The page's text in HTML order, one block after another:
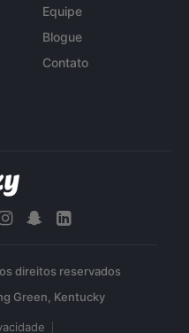
Equipe
Blogue
Contato
direitos reservados